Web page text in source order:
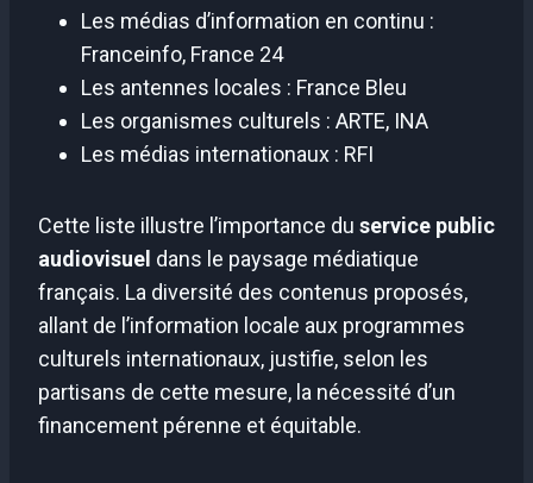
Les médias d’information en continu :
Franceinfo, France 24
Les antennes locales : France Bleu
Les organismes culturels : ARTE, INA
Les médias internationaux : RFI
Cette liste illustre l’importance du service public
audiovisuel dans le paysage médiatique
français. La diversité des contenus proposés,
allant de l’information locale aux programmes
culturels internationaux, justifie, selon les
partisans de cette mesure, la nécessité d’un
financement pérenne et équitable.